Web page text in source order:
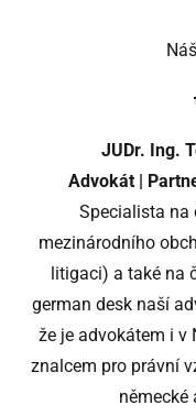
JUDr. Ing.
Advokát |
Specialista na
mezinárodního
litigaci) a také na
german desk naší
že je advokátem i v
znalcem pro právní
německé